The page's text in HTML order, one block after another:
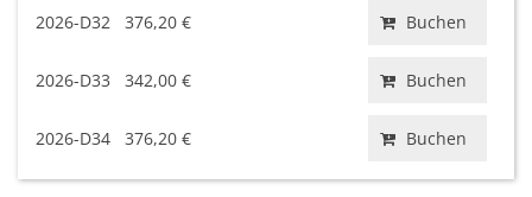
2026-D32 376,20 € Buchen
2026-D33 342,00 € Buchen
2026-D34 376,20 € Buchen